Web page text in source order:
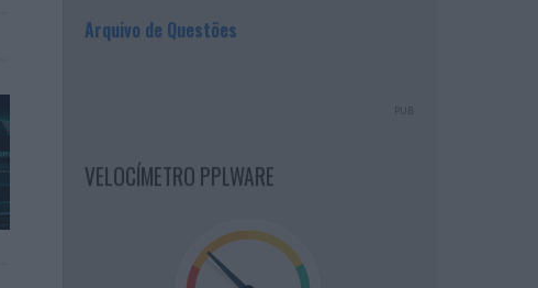
Arquivo de Questões
PUB
VELOCÍMETRO PPLWARE